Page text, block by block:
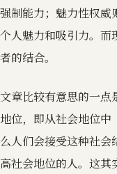
强制能力；魅力性权威
个人魅力和吸引力。而
者的结合。
文章比较有意思的一点
地位，即从社会地位
么人们会接受这种社
高社会地位的人。这其